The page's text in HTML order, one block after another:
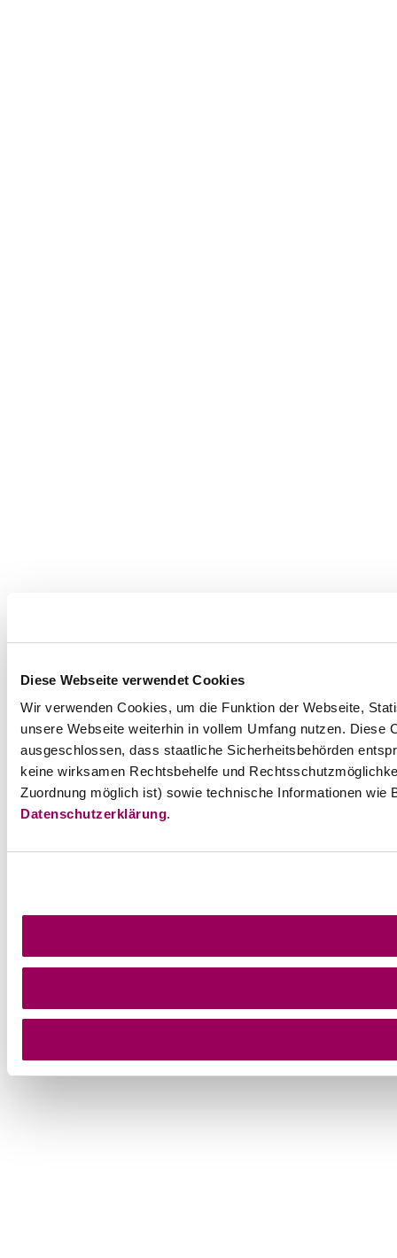
Diese Webseite verwendet Cookies
Wir verwenden Cookies, um die Funktion der Webseite,
unsere Webseite weiterhin in vollem Umfang nutzen.
ausgeschlossen, dass staatliche Sicherheitsbehörden
keine wirksamen Rechtsbehelfe und
Zuordnung möglich ist) sowie technische Informationen
Datenschutzerklärung.